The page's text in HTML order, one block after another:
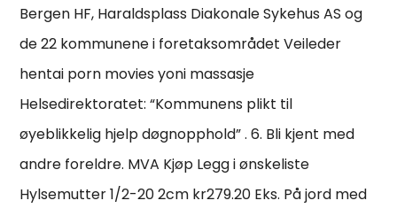
Bergen HF, Haraldsplass Diakonale Sykehus AS og
de 22 kommunene i foretaksområdet Veileder
hentai porn movies yoni massasje
Helsedirektoratet: “Kommunens plikt til
øyeblikkelig hjelp døgnopphold” . 6. Bli kjent med
andre foreldre. MVA Kjøp Legg i ønskeliste
Hylsemutter 1/2-20 2cm kr279.20 Eks. På jord med